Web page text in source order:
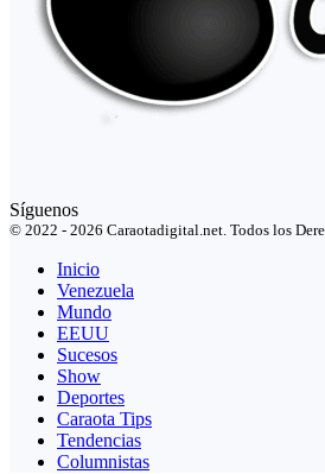
Síguenos
© 2022 - 2026 Caraotadigital.net. Todos los
Inicio
Venezuela
Mundo
EEUU
Sucesos
Show
Deportes
Caraota Tips
Tendencias
Columnistas